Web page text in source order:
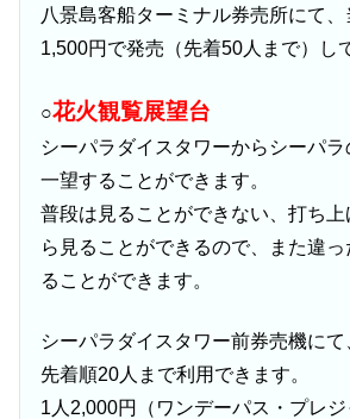
八景島客船ターミナル券売所にて、
1,500円で発売（先着50人まで）し
○花火観覧展望台
シーパラダイスタワーからシーパ
一望することができます。
普段は見ることができない、打ち
ら見ることができるので、また違
ることができます。
シーパラダイスタワー前券売機にて
先着順20人まで利用できます。
1人2,000円（ワンデーパス・プレ